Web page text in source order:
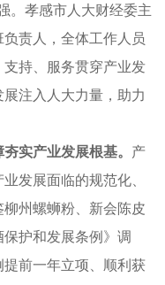
。孝感市人大财经委主
责人，全体工作人员
持、服务贯穿产业发
注入人大力量，助力
实产业发展根基。 产
发展面临的规范化、
州螺蛳粉、新会陈皮
护和发展条例》调
前一年立项、顺利获